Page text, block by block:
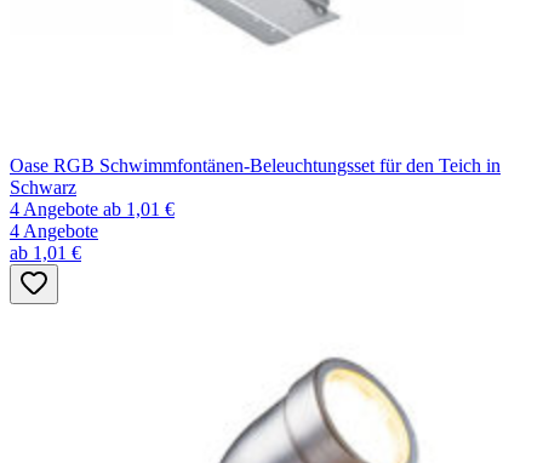
Oase RGB Schwimmfontänen-Beleuchtungsset für den Teich in
Schwarz
4 Angebote ab 1,01 €
4 Angebote
ab 1,01 €